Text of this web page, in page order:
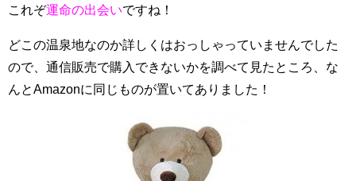
これぞ運命の出会いですね！
どこの温泉地なのか詳しくはおっしゃっていませんでした
ので、通信販売で購入できないかを調べて見たところ、な
んとAmazonに同じものが置いてありました！